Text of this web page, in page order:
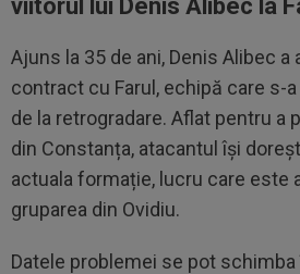
viitorul lui Denis Alibec la
Ajuns la 35 de ani, Denis Alibec a
contract cu Farul, echipă care s-
de la retrogradare. Aflat pentru a
din Constanța, atacantul își
actuala formație, lucru care este
gruparea din Ovidiu.
Datele problemei se pot